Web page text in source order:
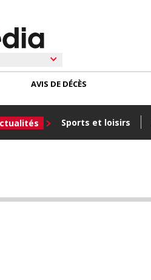
Sports et loisirs
AVIS DE DÉCÈS